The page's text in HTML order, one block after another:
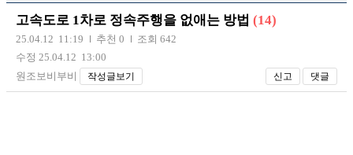
장착시공사진
고속도로 1차로 정속주행을 없애는 방법 (14)
25.04.12 11:19 추천 0
조회 642
수정 25.04.12 13:00
원조보비부비
작성글보기 신고 댓글